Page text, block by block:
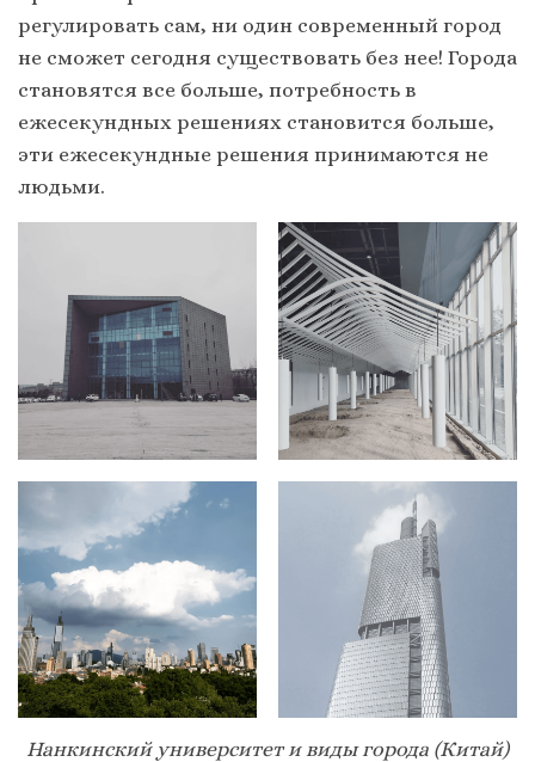
регулировать сам, ни один современный город
не сможет сегодня существовать без нее! Города
становятся все больше, потребность в
ежесекундных решениях становится больше,
эти ежесекундные решения принимаются не
людьми.
Нанкинский университет и виды города (Китай)